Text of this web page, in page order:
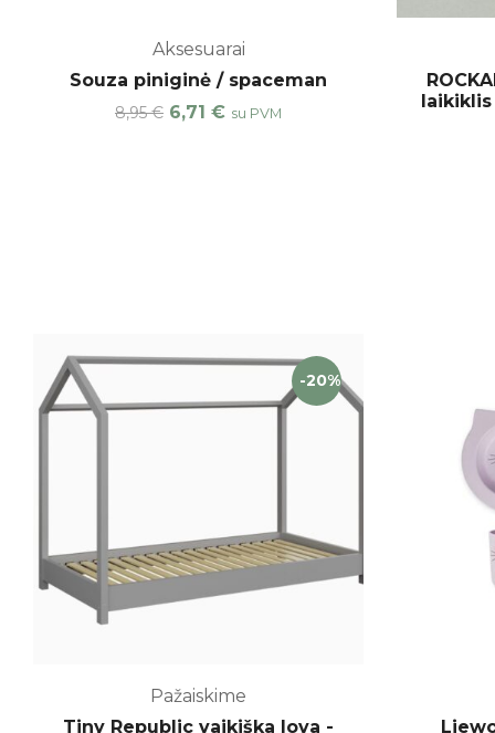
Aksesuarai
Souza piniginė / spaceman
8,95€ 6,71 € su PVM
laikiklis
-40% -20%
Pažaiskime
Tiny Republic vaikiška lova -